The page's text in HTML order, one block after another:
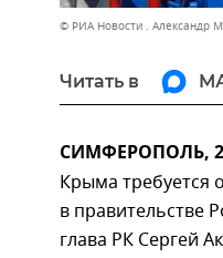
© РИА Новости . Александр
Читать в
СИМФЕРОПОЛЬ,
Крыма требуется
в правительстве
глава РК Сергей